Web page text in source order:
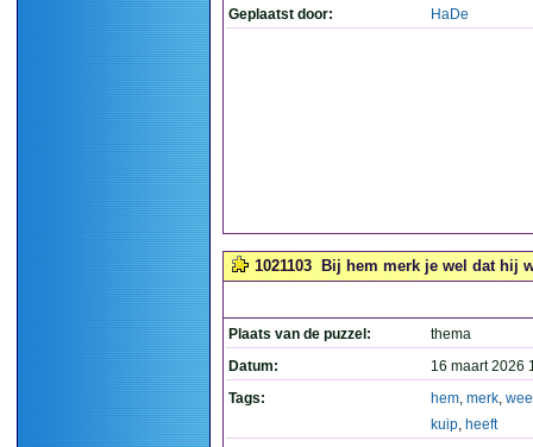
Geplaatst door: HaDe
1021103 Bij hem merk je wel dat hij
Plaats van de puzzel:
thema
Datum:
16 maart 2026
Tags:
hem, merk,
kuip, heeft